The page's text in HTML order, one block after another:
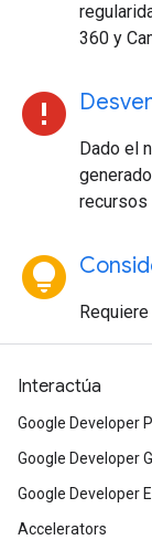
360 y
error
Dado el
recursos
lightbulb_circle
Interactúa
Google Developer
Google Developer
Google Developer
Accelerators